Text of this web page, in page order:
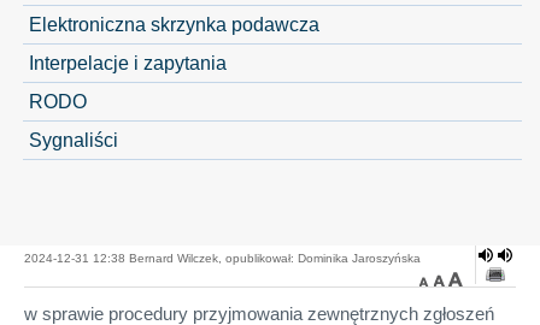
Elektroniczna skrzynka podawcza
Interpelacje i zapytania
RODO
Sygnaliści
2024-12-31 12:38 Bernard Wilczek, opublikował: Dominika Jaroszyńska
w sprawie procedury przyjmowania zewnętrznych zgłoszeń